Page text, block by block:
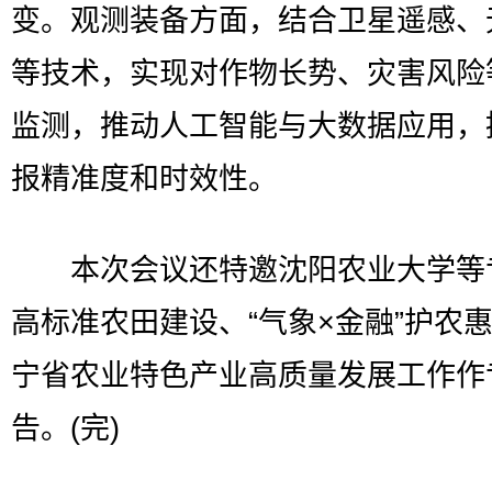
变。观测装备方面，结合卫星遥感
等技术，实现对作物长势、灾害风
监测，推动人工智能与大数据应用
报精准度和时效性。
本次会议还特邀沈阳农业大学等
高标准农田建设、“气象×金融”护农
宁省农业特色产业高质量发展工作
告。(完)